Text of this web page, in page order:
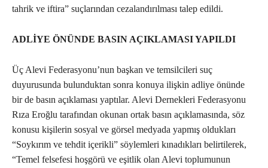
tahrik ve iftira” suçlarından cezalandırılması talep edildi.
ADLİYE ÖNÜNDE BASIN AÇIKLAMASI YAPILDI
Üç Alevi Federasyonu’nun başkan ve temsilcileri suç
duyurusunda bulunduktan sonra konuya ilişkin adliye önünde
bir de basın açıklaması yaptılar. Alevi Dernekleri Federasyonu
Rıza Eroğlu tarafından okunan ortak basın açıklamasında, söz
konusu kişilerin sosyal ve görsel medyada yapmış oldukları
“Soykırım ve tehdit içerikli” söylemleri kınadıkları belirtilerek,
“Temel felsefesi hoşgörü ve eşitlik olan Alevi toplumunun